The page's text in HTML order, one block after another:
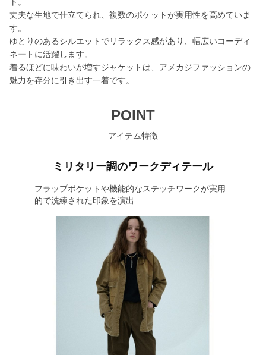
丈夫な生地で仕立てられ、複数のポケットが実用性を高めていま
す。
ゆとりのあるシルエットでリラックス感があり、幅広いコーディ
ネートに活躍します。
着るほどに味わいが増すジャケットは、アメカジファッションの
魅力を存分に引き出す一着です。
POINT
アイテム特徴
ミリタリー調のワークディテール
フラップポケットや機能的なステッチワークが実用
的で洗練された印象を演出